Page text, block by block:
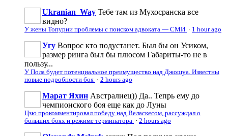
Ukranian_Way Тебе там из Мухосранска все
видно?
У жены Топурии проблемы с поиском адвоката — СМИ · 1 hour ago
Угу Вопрос кто подустанет. Был бы он Усиком,
размер ринга был бы плюсом Габариты-то не в
пользу...
У Пола будет потенциальное преимущество над Джошуа. Известны
новые подробности боя · 2 hours ago
Марат Яхин Австралиец)) Да.. Тепрь ему до
чемпионского боя еще как до Луны
Цзю прокомментировал победу над Веласкесом, рассуждал о
больших боях и режиме терминатора · 2 hours ago